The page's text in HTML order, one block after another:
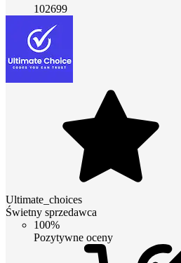
102699
Ultimate_choices
Świetny sprzedawca
100%
Pozytywne oceny